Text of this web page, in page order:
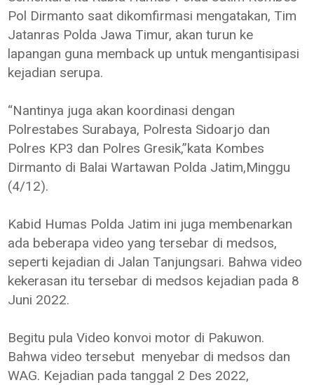
Pol Dirmanto saat dikomfirmasi mengatakan, Tim
Jatanras Polda Jawa Timur, akan turun ke
lapangan guna memback up untuk mengantisipasi
kejadian serupa.
“Nantinya juga akan koordinasi dengan
Polrestabes Surabaya, Polresta Sidoarjo dan
Polres KP3 dan Polres Gresik,”kata Kombes
Dirmanto di Balai Wartawan Polda Jatim,Minggu
(4/12).
Kabid Humas Polda Jatim ini juga membenarkan
ada beberapa video yang tersebar di medsos,
seperti kejadian di Jalan Tanjungsari. Bahwa video
kekerasan itu tersebar di medsos kejadian pada 8
Juni 2022.
Begitu pula Video konvoi motor di Pakuwon.
Bahwa video tersebut menyebar di medsos dan
WAG. Kejadian pada tanggal 2 Des 2022,